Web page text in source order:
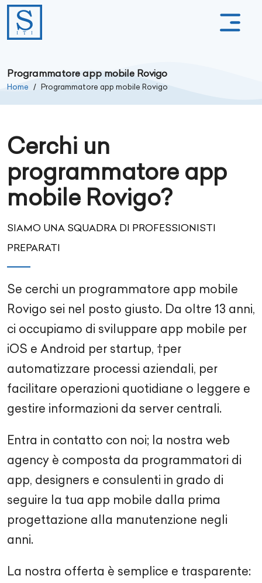
Programmatore app mobile Rovigo
Home Programmatore app mobile Rovigo
Cerchi un
programmatore app
mobile Rovigo?
SIAMO UNA SQUADRA DI PROFESSIONISTI
PREPARATI
Se cerchi un programmatore app mobile
Rovigo sei nel posto giusto. Da oltre 13 anni,
ci occupiamo di sviluppare app mobile per
iOS e Android per startup, †per
automatizzare processi aziendali, per
facilitare operazioni quotidiane o leggere e
gestire informazioni da server centrali.
Entra in contatto con noi; la nostra web
agency è composta da programmatori di
app, designers e consulenti in grado di
seguire la tua app mobile dalla prima
progettazione alla manutenzione negli
anni.
La nostra offerta è semplice e trasparente: